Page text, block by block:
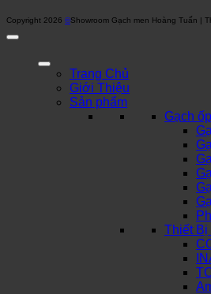
Copyright 2026 ©Showroom Gạch men Hoàng Tuấn |
Trang Chủ
Giới Thiệu
Sản phẩm
Gạch
Thiết Bị